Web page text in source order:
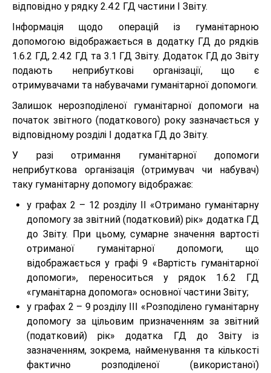
відповідно у рядку 2.4.2 ГД частини І Звіту.
Інформація щодо операцій із гуманітарною
допомогою відображається в додатку ГД до рядків
1.6.2 ГД, 2.4.2 ГД та 3.1 ГД Звіту. Додаток ГД до Звіту
подають неприбуткові організації, що є
отримувачами та набувачами гуманітарної допомоги.
Залишок нерозподіленої гуманітарної допомоги на
початок звітного (податкового) року зазначається у
відповідному розділі І додатка ГД до Звіту.
У разі отримання гуманітарної допомоги
неприбуткова організація (отримувач чи набувач)
таку гуманітарну допомогу відображає:
у графах 2 – 12 розділу ІІ «Отримано гуманітарну
допомогу за звітний (податковий) рік» додатка ГД
до Звіту. При цьому, сумарне значення вартості
отриманої гуманітарної допомоги, що
відображається у графі 9 «Вартість гуманітарної
допомоги», переноситься у рядок 1.6.2 ГД
«гуманітарна допомога» основної частини Звіту;
у графах 2 – 9 розділу ІІІ «Розподілено гуманітарну
допомогу за цільовим призначенням за звітний
(податковий) рік» додатка ГД до Звіту із
зазначенням, зокрема, найменування та кількості
фактично розподіленої (використаної)